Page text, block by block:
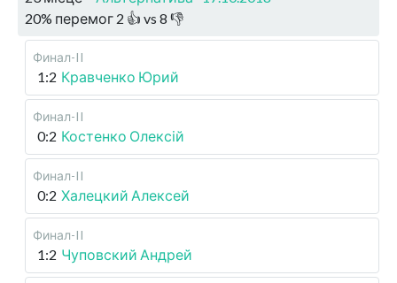
20% перемог 2 👍 vs 8 👎
Финал-II
1:2 Кравченко Юрий
Финал-II
0:2 Костенко Олексій
Финал-II
0:2 Халецкий Алексей
Финал-II
1:2 Чуповский Андрей